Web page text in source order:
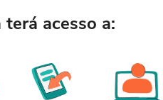
acesso a: